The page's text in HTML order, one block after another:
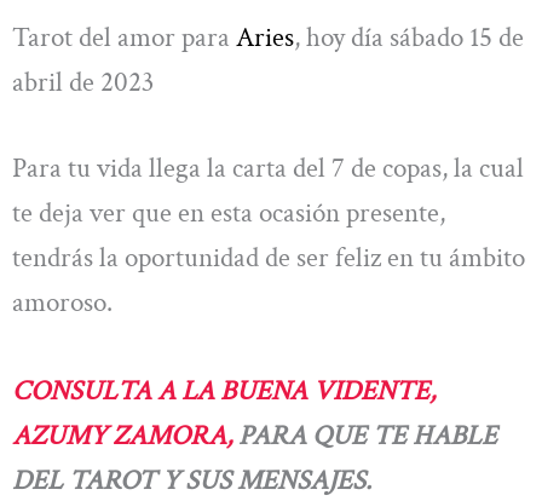
Tarot del amor para Aries, hoy día sábado 15 de
abril de 2023
Para tu vida llega la carta del 7 de copas, la cual
te deja ver que en esta ocasión presente,
tendrás la oportunidad de ser feliz en tu ámbito
amoroso.
CONSULTA A LA BUENA VIDENTE,
AZUMY ZAMORA,PARA QUE TE HABLE
DEL TAROT Y SUS MENSAJES.